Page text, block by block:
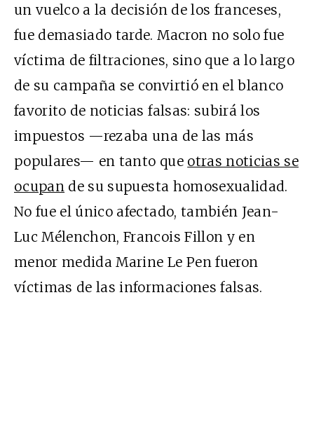
un vuelco a la decisión de los franceses,
fue demasiado tarde. Macron no solo fue
víctima de filtraciones, sino que a lo largo
de su campaña se convirtió en el blanco
favorito de noticias falsas: subirá los
impuestos —rezaba una de las más
populares— en tanto que otras noticias se
ocupan de su supuesta homosexualidad.
No fue el único afectado, también Jean-
Luc Mélenchon, Francois Fillon y en
menor medida Marine Le Pen fueron
víctimas de las informaciones falsas.